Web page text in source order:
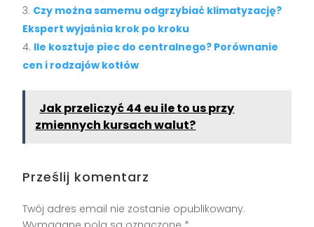
Czy można samemu odgrzybiać klimatyzację?
Ekspert wyjaśnia krok po kroku
Ile kosztuje piec do centralnego? Porównanie
cen i rodzajów kotłów
Jak przeliczyć 44 eu ile to us przy
zmiennych kursach walut?
Prześlij komentarz
Twój adres email nie zostanie opublikowany.